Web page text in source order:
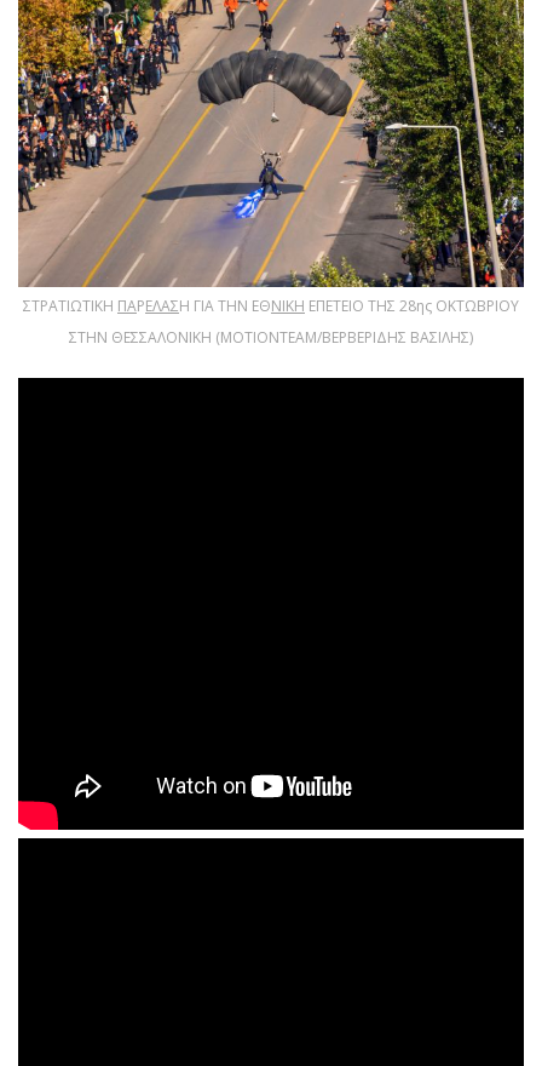
ΣΤΡΑΤΙΩΤΙΚΗ ΠΑΡΕΛΑΣΗ ΓΙΑ ΤΗΝ ΕΘΝΙΚΗ ΕΠΕΤΕΙΟ ΤΗΣ 28ης ΟΚΤΩΒΡΙΟΥ
ΣΤΗΝ ΘΕΣΣΑΛΟΝΙΚΗ (ΜΟΤΙΟΝΤΕΑΜ/ΒΕΡΒΕΡΙΔΗΣ ΒΑΣΙΛΗΣ)